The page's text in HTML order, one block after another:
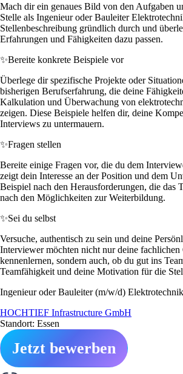
Mach dir ein genaues Bild von den Aufgaben
Stelle als Ingenieur oder Bauleiter
Stellenbeschreibung gründlich durch und
Erfahrungen und Fähigkeiten dazu passen.
✨Bereite konkrete Beispiele vor
Überlege dir spezifische Projekte oder
bisherigen Berufserfahrung, die deine
Kalkulation und Überwachung von
zeigen. Diese Beispiele helfen dir, deine
Interviews zu untermauern.
✨Fragen stellen
Bereite einige Fragen vor, die du dem
zeigt dein Interesse an der Position und dem
Beispiel nach den Herausforderungen, die das
nach den Möglichkeiten zur Weiterbildung.
✨Sei du selbst
Versuche, authentisch zu sein und deine
Interviewer möchten nicht nur deine
kennenlernen, sondern auch, ob du gut ins
Teamfähigkeit und deine Motivation für die
Ingenieur oder Bauleiter (m/w/d) Elektrotechnik
HOCHTIEF Infrastructure GmbH
Standort: Essen
Jetzt bewerben